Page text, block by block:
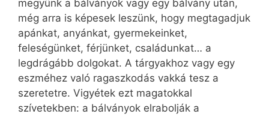
megyünk a bálványok vagy egy bálvány után,
még arra is képesek leszünk, hogy megtagadjuk
apánkat, anyánkat, gyermekeinket,
feleségünket, férjünket, családunkat… a
legdrágább dolgokat. A tárgyakhoz vagy egy
eszméhez való ragaszkodás vakká tesz a
szeretetre. Vigyétek ezt magatokkal
szívetekben: a bálványok elrabolják a